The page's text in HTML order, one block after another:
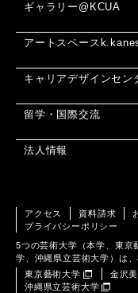
ギャラリー@KCUA
アートスペース
キャリアデザインセン
留学・国際交流
法人情報
アクセス 資料請求
プライバシーポリシー
5つの芸術大学（本学、東京
学、沖縄県立芸術大学）は
東京藝術大学
金沢
沖縄県立芸術大学